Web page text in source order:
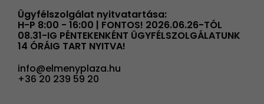
Ügyfélszolgálat nyitvatartása:
H-P 8:00 - 16:00 | FONTOS! 2026.06.26-TÓL
08.31-IG PÉNTEKENKÉNT ÜGYFÉLSZOLGÁLATUNK
14 ÓRÁIG TART NYITVA!
info@elmenyplaza.hu
+36 20 239 59 20